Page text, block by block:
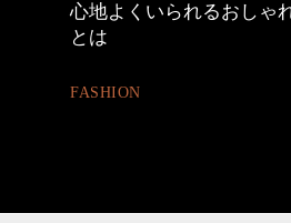
おしゃれ
働く女性のバッグ